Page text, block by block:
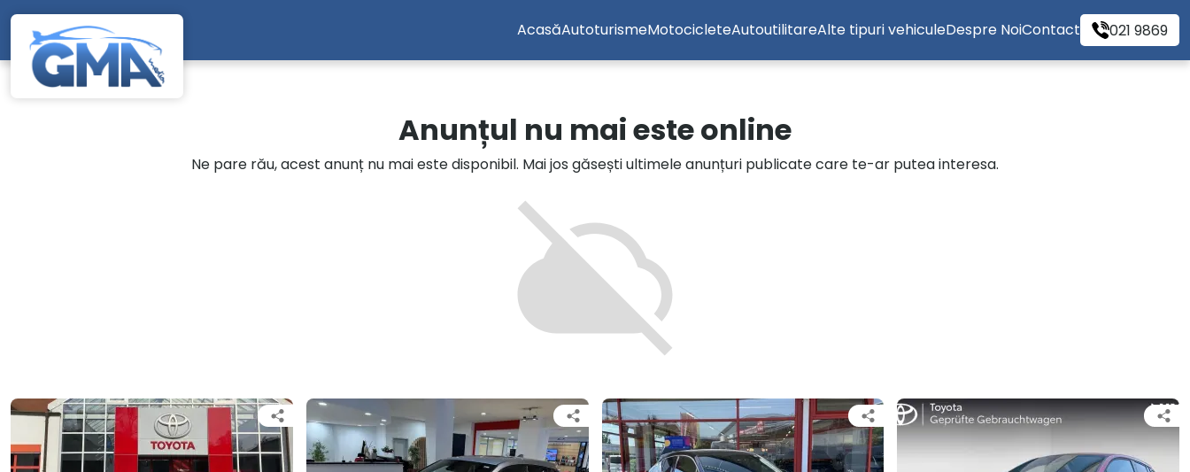
Mergi direct la conținutul principal
AcasăAutoturismeMotocicleteAutoutilitareAlte tipuri vehiculeDespre NoiContact 021 9869
Anunțul nu mai este online
Ne pare rău, acest anunț nu mai este disponibil. Mai jos găsești ultimele anunțuri publicate care te-ar putea interesa.